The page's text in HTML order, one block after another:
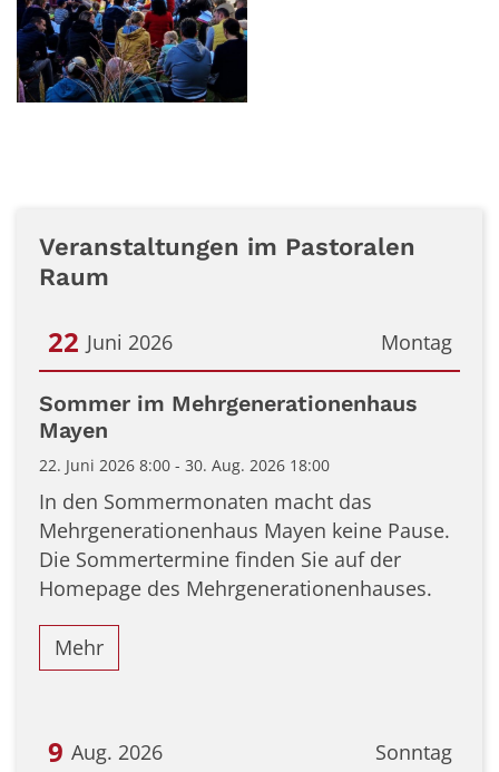
Veranstaltungen im Pastoralen
Raum
Montag
22 Juni 2026
Datum: 22. Juni 2026
Sommer im Mehrgenerationenhaus
Mayen
22. Juni 2026 8:00 - 30. Aug. 2026 18:00
In den Sommermonaten macht das
Mehrgenerationenhaus Mayen keine Pause.
Die Sommertermine finden Sie auf der
Homepage des Mehrgenerationenhauses.
Mehr
Sonntag
9 Aug. 2026